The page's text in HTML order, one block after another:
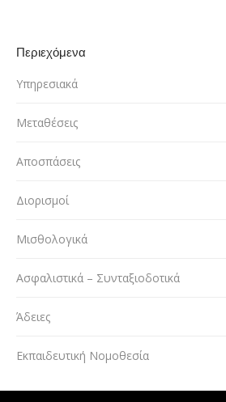
Περιεχόμενα
Υπηρεσιακά
Μεταθέσεις
Αποσπάσεις
Διορισμοί
Μισθολογικά
Ασφαλιστικά – Συνταξιοδοτικά
Άδειες
Εκπαιδευτική Νομοθεσία